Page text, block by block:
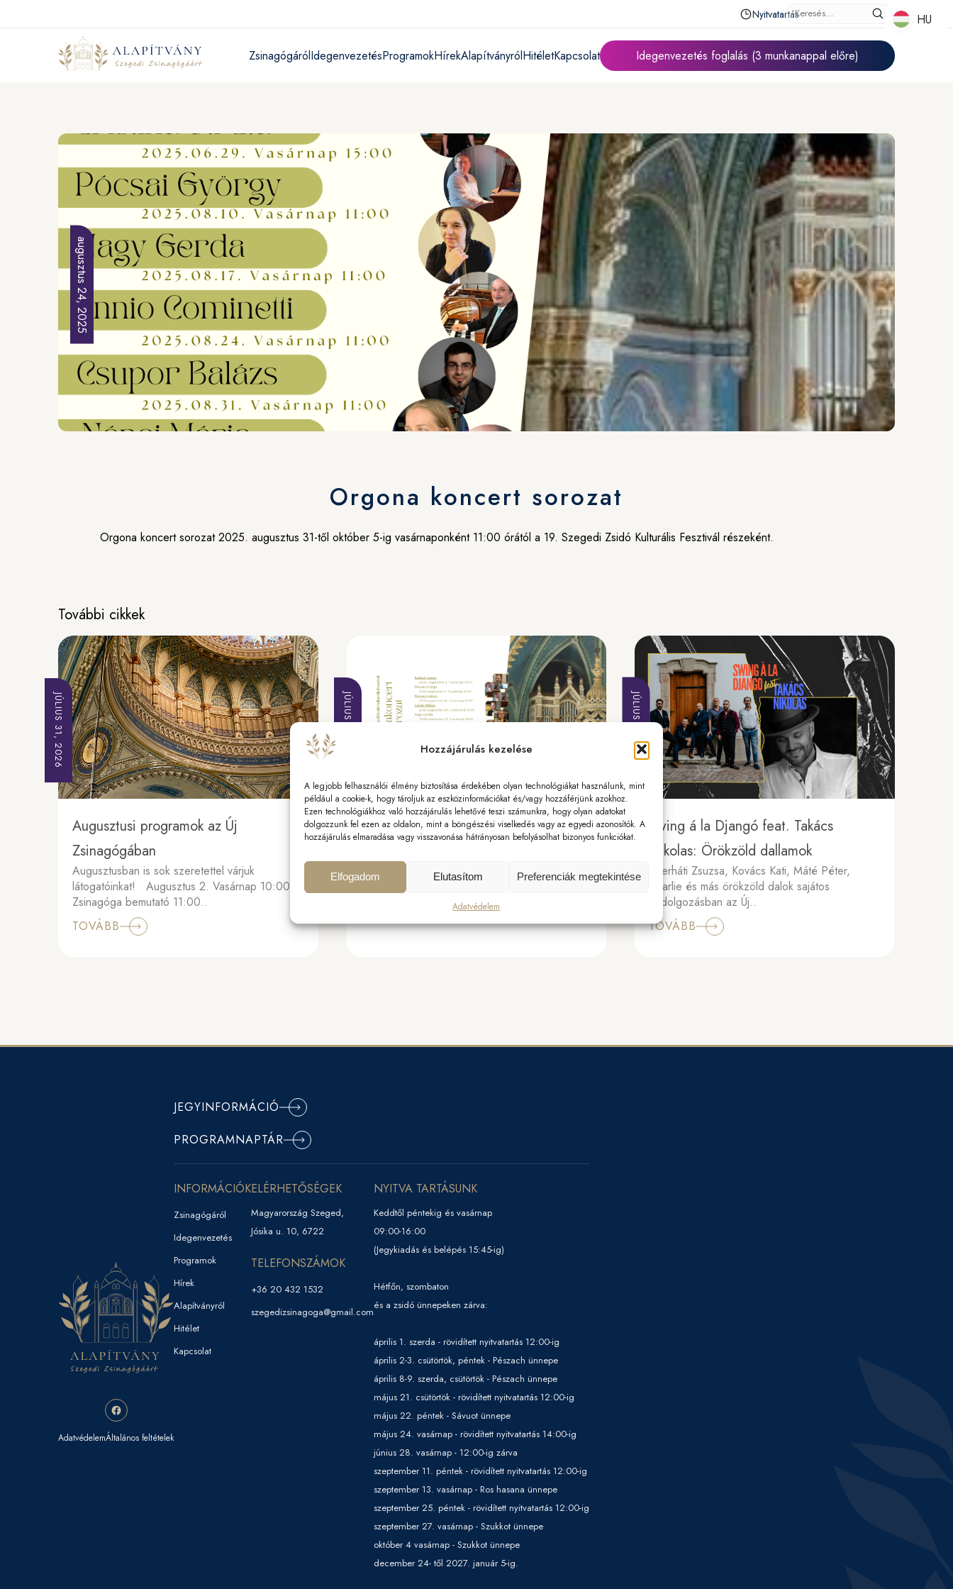
Hozzájárulás kezelése
A legjobb felhasználói élmény biztosítása érdekében olyan technológiákat használunk, mint
például a cookie-k, hogy tároljuk az eszközinformációkat és/vagy hozzáférjünk azokhoz.
Ezen technológiákhoz való hozzájárulás lehetővé teszi számunkra, hogy olyan adatokat
dolgozzunk fel ezen az oldalon, mint a böngészési viselkedés vagy az egyedi azonosítók. A
hozzájárulás elmaradása vagy visszavonása hátrányosan befolyásolhat bizonyos funkciókat.
Elfogadom Elutasítom Preferenciák megtekintése
Adatvédelem
Nyitvatartás
ZsinagógárólIdegenvezetésProgramokHírekAlapítványrólHitéletKapcsolat Idegenvezetés foglalás (3 munkanappal előre)
augusztus 24, 2025
Orgona koncert sorozat
Orgona koncert sorozat 2025. augusztus 31-től október 5-ig vasárnaponként 11:00 órától a 19. Szegedi Zsidó Kulturális Fesztivál részeként.
További cikkek
JÚLIUS 31, 2026
Augusztusi programok az Új
Zsinagógában
Augusztusban is sok szeretettel várjuk
látogatóinkat! Augusztus 2. Vasárnap 10:00 Új
Zsinagóga bemutató 11:00..
TOVÁBB
JÚLIUS 29, 2026
Orgonakoncert-sorozat
A sikeres júniusi nyitányt követően augusztusban
is változatos és gazdag műsorral várja a
zeneszeretőket a..
JÚLIUS 22, 2026
Swing á la Djangó feat. Takács
Nikolas: Örökzöld dallamok
Cserháti Zsuzsa, Kovács Kati, Máté Péter,
Charlie és más örökzöld dalok sajátos
feldolgozásban az Új..
TOVÁBB
AdatvédelemÁltalános feltételek
JEGYINFORMÁCIÓ
PROGRAMNAPTÁR
INFORMÁCIÓK
Zsinagógáról
Idegenvezetés
Programok
Hírek
Alapítványról
Hitélet
Kapcsolat
ELÉRHETŐSÉGEK
Magyarország Szeged,
Jósika u. 10, 6722
TELEFONSZÁMOK
+36 20 432 1532
szegedizsinagoga@gmail.com
NYITVA TARTÁSUNK
Keddtől péntekig és vasárnap
09:00-16:00
(Jegykiadás és belépés 15:45-ig)
Hétfőn, szombaton
és a zsidó ünnepeken zárva:
április 1. szerda - rövidített nyitvatartás 12:00-ig
április 2-3. csütörtök, péntek - Pészach ünnepe
április 8-9. szerda, csütörtök - Pészach ünnepe
május 21. csütörtök - rövidített nyitvatartás 12:00-ig
május 22. péntek - Sávuot ünnepe
május 24. vasárnap - rövidített nyitvatartás 14:00-ig
június 28. vasárnap - 12:00-ig zárva
szeptember 11. péntek - rövidített nyitvatartás 12:00-ig
szeptember 13. vasárnap - Ros hasana ünnepe
szeptember 25. péntek - rövidített nyitvatartás 12:00-ig
szeptember 27. vasárnap - Szukkot ünnepe
október 4 vasárnap - Szukkot ünnepe
december 24- től 2027. január 5-ig.
HU
HU